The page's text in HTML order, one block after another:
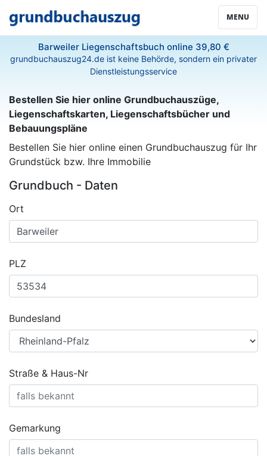
MENU
Barweiler Liegenschaftsbuch online 39,80 €
grundbuchauszug24.de ist keine Behörde, sondern ein privater
Dienstleistungsservice
Bestellen Sie hier online Grundbuchauszüge,
Liegenschaftskarten, Liegenschaftsbücher und
Bebauungspläne
Bestellen Sie hier online einen Grundbuchauszug für Ihr
Grundstück bzw. Ihre Immobilie
Grundbuch - Daten
Ort
PLZ
Bundesland
Straße & Haus-Nr
Gemarkung